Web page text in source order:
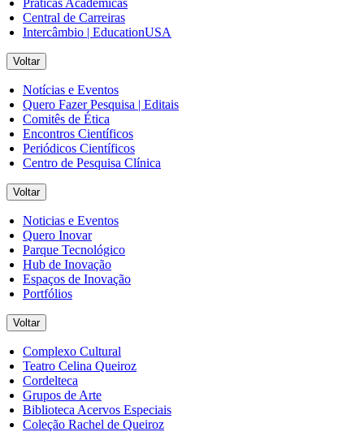
Central de Carreiras
Intercâmbio | EducationUSA
Voltar
Notícias e Eventos
Quero Fazer Pesquisa | Editais
Comitês de Ética
Encontros Científicos
Periódicos Científicos
Centro de Pesquisa Clínica
Voltar
Noticias e Eventos
Quero Inovar
Parque Tecnológico
Hub de Inovação
Espaços de Inovação
Portfólios
Voltar
Complexo Cultural
Teatro Celina Queiroz
Cordelteca
Grupos de Arte
Biblioteca Acervos Especiais
Coleção Rachel de Queiroz